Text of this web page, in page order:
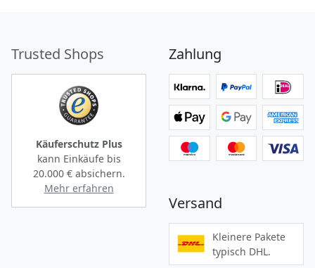
Trusted Shops
Käuferschutz Plus
kann Einkäufe bis
20.000 €absichern.
Mehr erfahren
Zahlung
Versand
Kleinere Pakete
typisch DHL.